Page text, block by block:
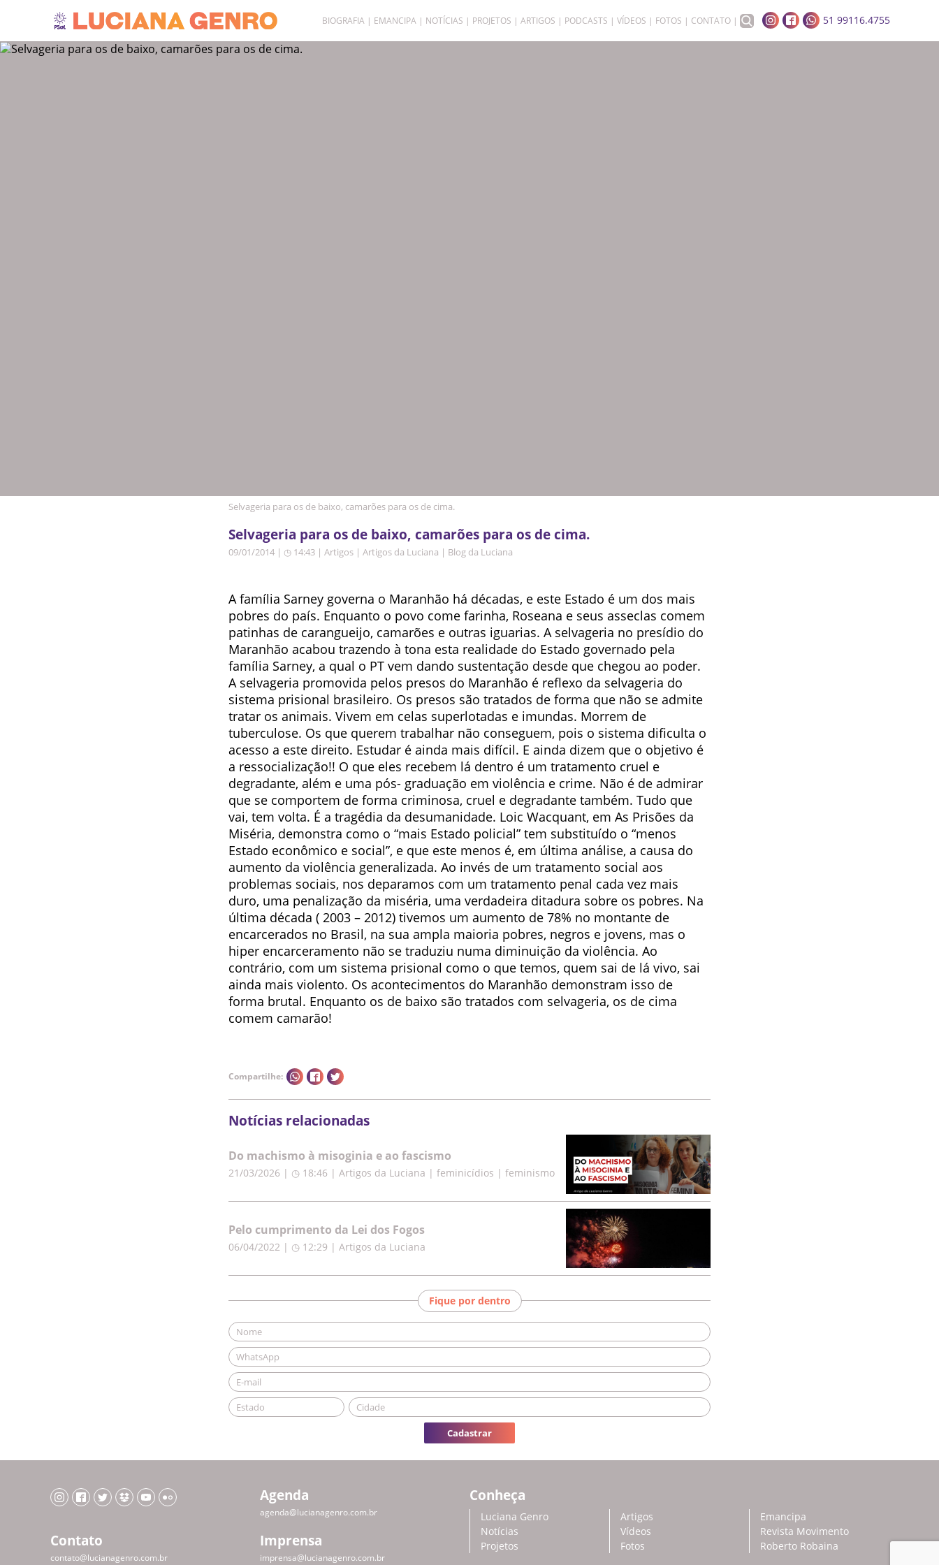
BIOGRAFIA EMANCIPA NOTÍCIAS PROJETOS ARTIGOS PODCASTS VÍDEOS FOTOS CONTATO 51 99116.4755
Selvageria para os de baixo, camarões para os de cima.
Selvageria para os de baixo, camarões para os de cima.
09/01/2014 | ◷ 14:43 | Artigos | Artigos da Luciana | Blog da Luciana
A família Sarney governa o Maranhão há décadas, e este Estado é um dos mais
pobres do país. Enquanto o povo come farinha, Roseana e seus asseclas comem
patinhas de carangueijo, camarões e outras iguarias. A selvageria no presídio do
Maranhão acabou trazendo à tona esta realidade do Estado governado pela
família Sarney, a qual o PT vem dando sustentação desde que chegou ao poder.
A selvageria promovida pelos presos do Maranhão é reflexo da selvageria do
sistema prisional brasileiro. Os presos são tratados de forma que não se admite
tratar os animais. Vivem em celas superlotadas e imundas. Morrem de
tuberculose. Os que querem trabalhar não conseguem, pois o sistema dificulta o
acesso a este direito. Estudar é ainda mais difícil. E ainda dizem que o objetivo é
a ressocialização!! O que eles recebem lá dentro é um tratamento cruel e
degradante, além e uma pós- graduação em violência e crime. Não é de admirar
que se comportem de forma criminosa, cruel e degradante também. Tudo que
vai, tem volta. É a tragédia da desumanidade. Loic Wacquant, em As Prisões da
Miséria, demonstra como o “mais Estado policial” tem substituído o “menos
Estado econômico e social”, e que este menos é, em última análise, a causa do
aumento da violência generalizada. Ao invés de um tratamento social aos
problemas sociais, nos deparamos com um tratamento penal cada vez mais
duro, uma penalização da miséria, uma verdadeira ditadura sobre os pobres. Na
última década ( 2003 – 2012) tivemos um aumento de 78% no montante de
encarcerados no Brasil, na sua ampla maioria pobres, negros e jovens, mas o
hiper encarceramento não se traduziu numa diminuição da violência. Ao
contrário, com um sistema prisional como o que temos, quem sai de lá vivo, sai
ainda mais violento. Os acontecimentos do Maranhão demonstram isso de
forma brutal. Enquanto os de baixo são tratados com selvageria, os de cima
comem camarão!
Compartilhe:
Notícias relacionadas
Do machismo à misoginia e ao fascismo
21/03/2026 | ◷ 18:46 | Artigos da Luciana | feminicídios | feminismo
Pelo cumprimento da Lei dos Fogos
06/04/2022 | ◷ 12:29 | Artigos da Luciana
Fique por dentro
Cadastrar
Agenda
agenda@lucianagenro.com.br
Contato
contato@lucianagenro.com.br
Imprensa
imprensa@lucianagenro.com.br
Conheça
Luciana Genro
Notícias
Projetos
Artigos
Vídeos
Fotos
Emancipa
Revista Movimento
Roberto Robaina